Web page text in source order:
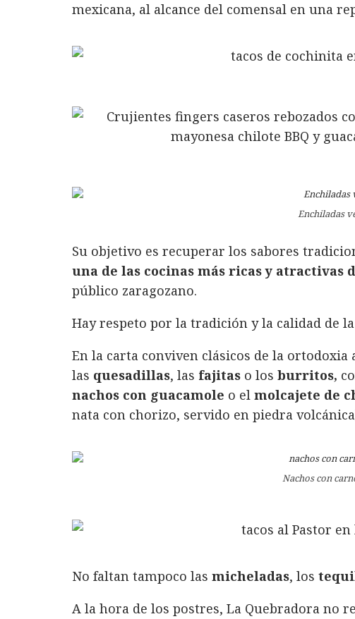
mexicana, al alcance del comensal en una
Enchiladas
Su objetivo es recuperar los sabores
una de las cocinas más ricas y atractivas
público zaragozano.
Hay respeto por la tradición y la calidad de
En la carta conviven clásicos de la ortodoxia
las quesadillas, las fajitas o los burritos,
nachos con guacamole o el molcajete de
nata con chorizo, servido en piedra
Nachos con
No faltan tampoco las micheladas, los
A la hora de los postres, La Quebradora no